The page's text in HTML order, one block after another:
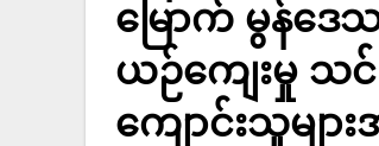
မြောက် မွန်ဒေ
ယဉ်ကျေးမှု သင်
ကျောင်းသူမျာ